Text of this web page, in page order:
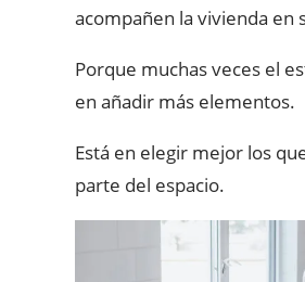
acompañen la vivienda en
Porque muchas veces el
en añadir más elementos.
Está en elegir mejor los
parte del espacio.